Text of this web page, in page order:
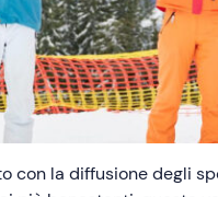
con la diffusione degli